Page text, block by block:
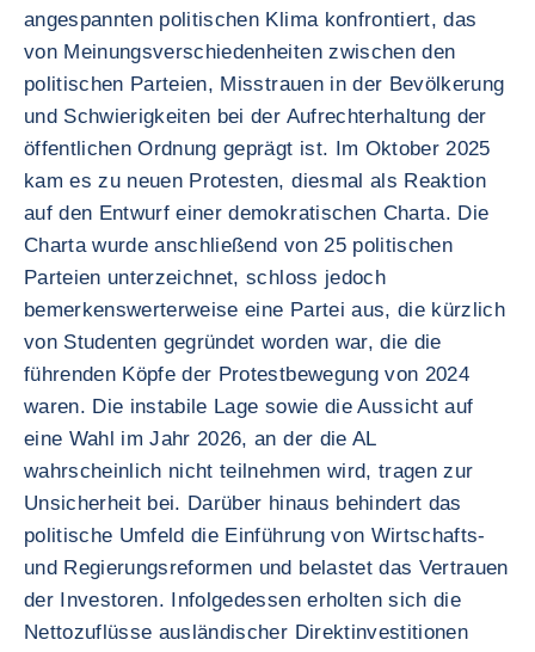
angespannten politischen Klima konfrontiert, das
von Meinungsverschiedenheiten zwischen den
politischen Parteien, Misstrauen in der Bevölkerung
und Schwierigkeiten bei der Aufrechterhaltung der
öffentlichen Ordnung geprägt ist. Im Oktober 2025
kam es zu neuen Protesten, diesmal als Reaktion
auf den Entwurf einer demokratischen Charta. Die
Charta wurde anschließend von 25 politischen
Parteien unterzeichnet, schloss jedoch
bemerkenswerterweise eine Partei aus, die kürzlich
von Studenten gegründet worden war, die die
führenden Köpfe der Protestbewegung von 2024
waren. Die instabile Lage sowie die Aussicht auf
eine Wahl im Jahr 2026, an der die AL
wahrscheinlich nicht teilnehmen wird, tragen zur
Unsicherheit bei. Darüber hinaus behindert das
politische Umfeld die Einführung von Wirtschafts-
und Regierungsreformen und belastet das Vertrauen
der Investoren. Infolgedessen erholten sich die
Nettozuflüsse ausländischer Direktinvestitionen